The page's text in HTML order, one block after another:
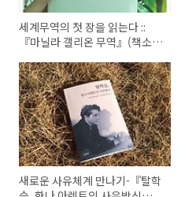
세계무역의 첫 장을 읽는다 ::
『마닐라 갤리온 무역』(책소
새로운 사유체계 만나기-『탈학